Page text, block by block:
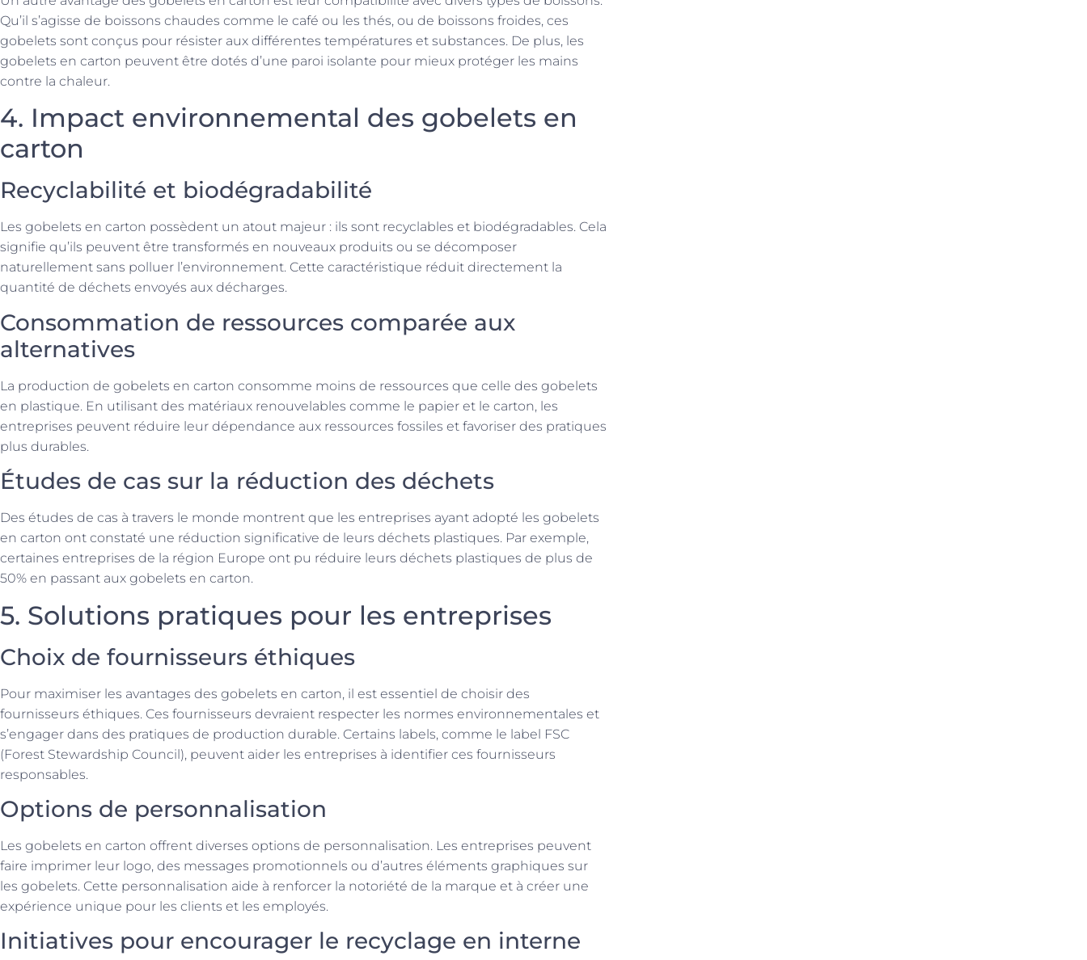
Qu’il s’agisse de boissons chaudes comme le café ou les thés, ou de boissons froides, ces
gobelets sont conçus pour résister aux différentes températures et substances. De plus, les
gobelets en carton peuvent être dotés d’une paroi isolante pour mieux protéger les mains
contre la chaleur.
4. Impact environnemental des gobelets en
carton
Recyclabilité et biodégradabilité
Les gobelets en carton possèdent un atout majeur : ils sont recyclables et biodégradables. Cela
signifie qu’ils peuvent être transformés en nouveaux produits ou se décomposer
naturellement sans polluer l’environnement. Cette caractéristique réduit directement la
quantité de déchets envoyés aux décharges.
Consommation de ressources comparée aux
alternatives
La production de gobelets en carton consomme moins de ressources que celle des gobelets
en plastique. En utilisant des matériaux renouvelables comme le papier et le carton, les
entreprises peuvent réduire leur dépendance aux ressources fossiles et favoriser des pratiques
plus durables.
Études de cas sur la réduction des déchets
Des études de cas à travers le monde montrent que les entreprises ayant adopté les gobelets
en carton ont constaté une réduction significative de leurs déchets plastiques. Par exemple,
certaines entreprises de la région Europe ont pu réduire leurs déchets plastiques de plus de
50% en passant aux gobelets en carton.
5. Solutions pratiques pour les entreprises
Choix de fournisseurs éthiques
Pour maximiser les avantages des gobelets en carton, il est essentiel de choisir des
fournisseurs éthiques. Ces fournisseurs devraient respecter les normes environnementales et
s’engager dans des pratiques de production durable. Certains labels, comme le label FSC
(Forest Stewardship Council), peuvent aider les entreprises à identifier ces fournisseurs
responsables.
Options de personnalisation
Les gobelets en carton offrent diverses options de personnalisation. Les entreprises peuvent
faire imprimer leur logo, des messages promotionnels ou d’autres éléments graphiques sur
les gobelets. Cette personnalisation aide à renforcer la notoriété de la marque et à créer une
expérience unique pour les clients et les employés.
Initiatives pour encourager le recyclage en interne